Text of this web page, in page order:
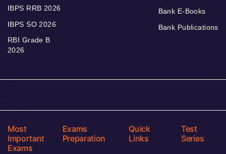
IBPS RRB 2026
IBPS SO 2026
RBI Grade B
2026
Bank E-Books
Bank Publications
Most
Important
Exams
Exams
Preparation
Quick
Links
Test
Series